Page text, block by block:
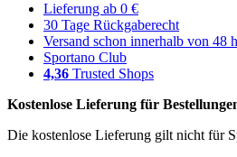
Lieferung ab 0 €
30 Tage Rückgaberecht
Versand schon innerhalb von 48 h
Sportano Club
4,36 Trusted Shops
Kostenlose Lieferung für
Die kostenlose Lieferung gilt nicht für